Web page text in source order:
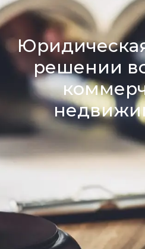
решении